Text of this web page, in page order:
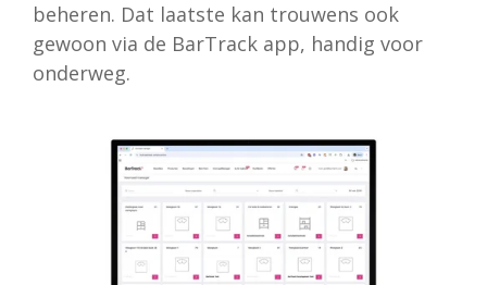
beheren. Dat laatste kan trouwens ook
gewoon via de BarTrack app, handig voor
onderweg.